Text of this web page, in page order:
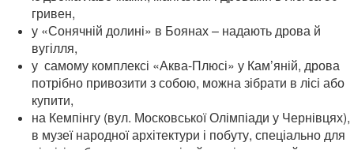
гривен,
у «Сонячній долині» в Боянах – надаютьдрова й
вугілля,
у самому комплексі «Аква-Плюсі» у Кам’яній, дрова
потрібно привозити з собою, можна зібрати в лісі або
купити,
на Кемпінгу (вул. Московської Олімпіади у Чернівцях),
в музеї народної архітектури і побуту, спеціально для